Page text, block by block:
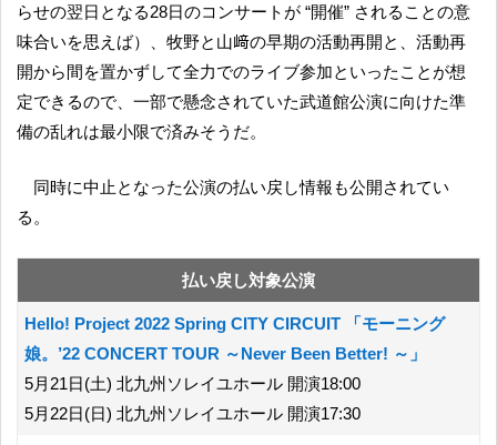
らせの翌日となる28日のコンサートが “開催” されることの意
味合いを思えば）、牧野と山﨑の早期の活動再開と、活動再
開から間を置かずして全力でのライブ参加といったことが想
定できるので、一部で懸念されていた武道館公演に向けた準
備の乱れは最小限で済みそうだ。
同時に中止となった公演の払い戻し情報も公開されてい
る。
払い戻し対象公演
Hello! Project 2022 Spring CITY CIRCUIT 「モーニング
娘。’22 CONCERT TOUR ～Never Been Better! ～」
5月21日(土) 北九州ソレイユホール 開演18:00
5月22日(日) 北九州ソレイユホール 開演17:30